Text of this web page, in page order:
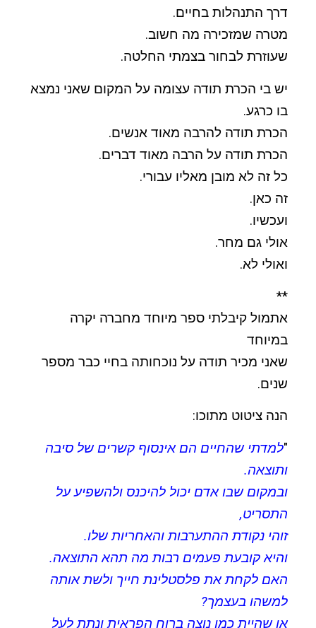
דרך התנהלות בחיים.
מטרה שמזכירה מה חשוב.
שעוזרת לבחור בצמתי החלטה.
יש בי הכרת תודה עצומה על המקום שאני נמצא
בו כרגע.
הכרת תודה להרבה מאוד אנשים.
הכרת תודה על הרבה מאוד דברים.
כל זה לא מובן מאליו עבורי.
זה כאן.
ועכשיו.
אולי גם מחר.
ואולי לא.
**
אתמול קיבלתי ספר מיוחד מחברה יקרה
במיוחד
שאני מכיר תודה על נוכחותה בחיי כבר מספר
שנים.
הנה ציטוט מתוכו:
"למדתי שהחיים הם אינסוף קשרים של סיבה
ותוצאה.
ובמקום שבו אדם יכול להיכנס ולהשפיע על
התסריט,
זוהי נקודת ההתערבות והאחריות שלו.
והיא קובעת פעמים רבות מה תהא התוצאה.
האם לקחת את פלסטלינת חייך ולשת אותה
למשהו בעצמך?
או שהיית כמו נוצה ברוח הפראית ונתת לעל